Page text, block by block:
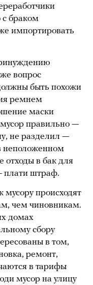
с браком
импортировать
вопрос
быть похожи
ремнем
маски
правильно —
не разделил —
неположенном
в бак для
плати штраф.
происходят
чем чиновникам.
домах
сбору
в том,
ремонт,
в тарифы
мусор на улицу